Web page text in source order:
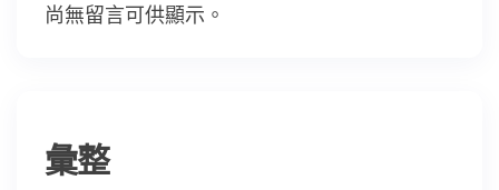
尚無留言可供顯示。
彙整